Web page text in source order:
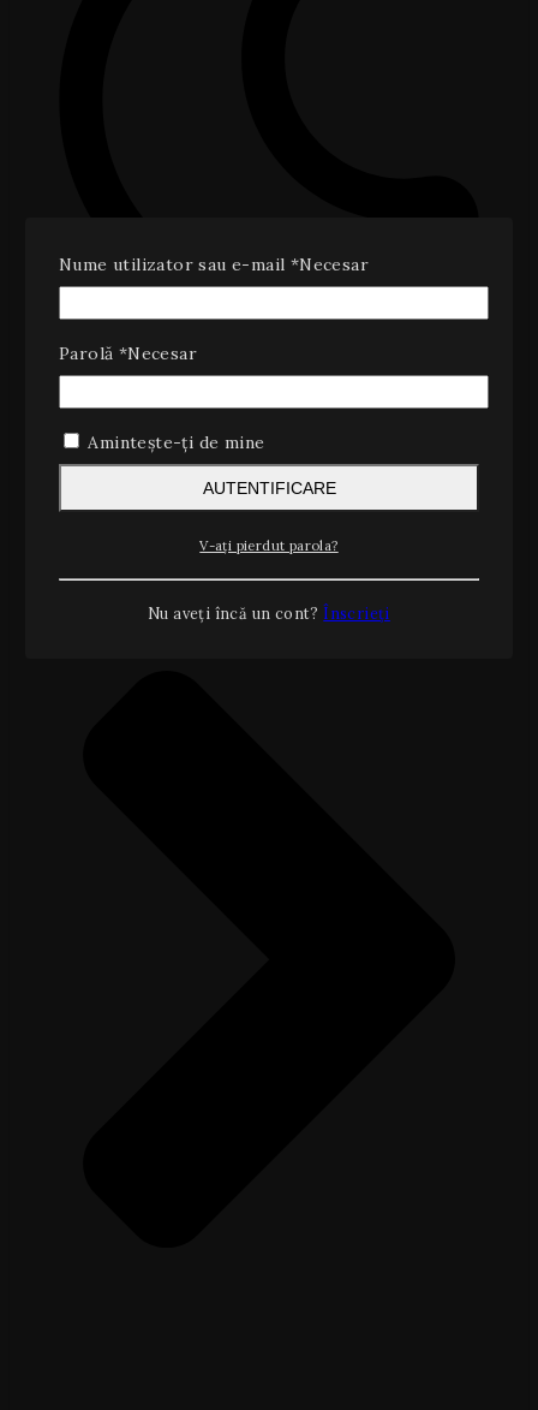
Future customers
Nullam eu neque cras ut erat nunc ac dui vel mi sed
morbi eu elit.
Nume utilizator sau e-mail *Necesar
Parolă *Necesar
Amintește-ți de mine
AUTENTIFICARE
V-ați pierdut parola?
Nu aveți încă un cont? Înscrieți